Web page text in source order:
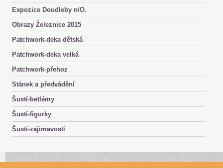
Expozice Doudleby n/O.
Obrazy Železnice 2015
Patchwork-deka dětská
Patchwork-deka velká
Patchwork-přehoz
Stánek a předvádění
Šustí-betlémy
Šustí-figurky
Šustí-zajímavosti